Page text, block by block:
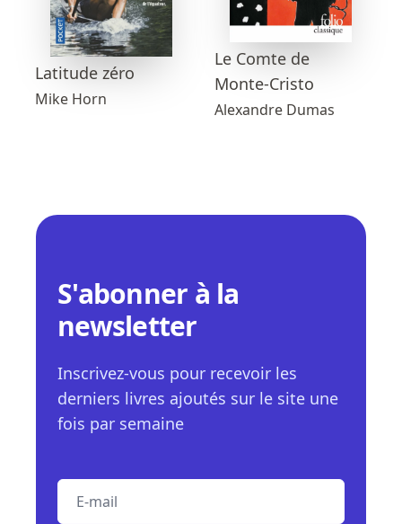
Latitude zéro
Mike Horn
Le Comte de
Monte-Cristo
Alexandre Dumas
S'abonner à la
newsletter
Inscrivez-vous pour recevoir les
derniers livres ajoutés sur le site une
fois par semaine
E-mail